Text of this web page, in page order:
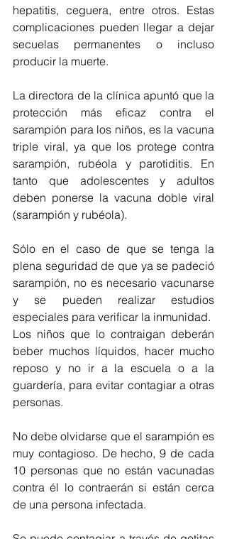
hepatitis, ceguera, entre otros. Estas
complicaciones pueden llegar a dejar
secuelas permanentes o incluso
producir la muerte.
La directora de la clínica apuntó que la
protección más eficaz contra el
sarampión para los niños, es la vacuna
triple viral, ya que los protege contra
sarampión, rubéola y parotiditis. En
tanto que adolescentes y adultos
deben ponerse la vacuna doble viral
(sarampión y rubéola).
Sólo en el caso de que se tenga la
plena seguridad de que ya se padeció
sarampión, no es necesario vacunarse
y se pueden realizar estudios
especiales para verificar la inmunidad.
Los niños que lo contraigan deberán
beber muchos líquidos, hacer mucho
reposo y no ir a la escuela o a la
guardería, para evitar contagiar a otras
personas.
No debe olvidarse que el sarampión es
muy contagioso. De hecho, 9 de cada
10 personas que no están vacunadas
contra él lo contraerán si están cerca
de una persona infectada.